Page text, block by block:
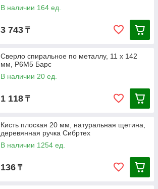
В наличии 164 ед.
3 743 ₸
Сверло спиральное по металлу, 11 x 142
мм, Р6М5 Барс
В наличии 20 ед.
1 118 ₸
Кисть плоская 20 мм, натуральная щетина,
деревянная ручка Сибртех
В наличии 1254 ед.
136 ₸